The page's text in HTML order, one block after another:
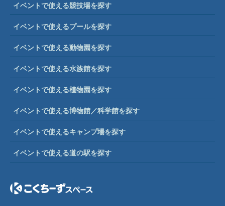
イベントで使える競技場を探す
イベントで使えるプールを探す
イベントで使える動物園を探す
イベントで使える水族館を探す
イベントで使える植物園を探す
イベントで使える博物館／科学館を探す
イベントで使えるキャンプ場を探す
イベントで使える道の駅を探す